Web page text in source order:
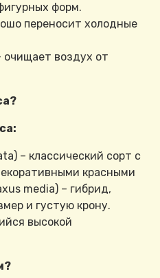
форм.
переносит холодные
очищает воздух от
– классический сорт с
красными
media) – гибрид,
и густую крону.
высокой